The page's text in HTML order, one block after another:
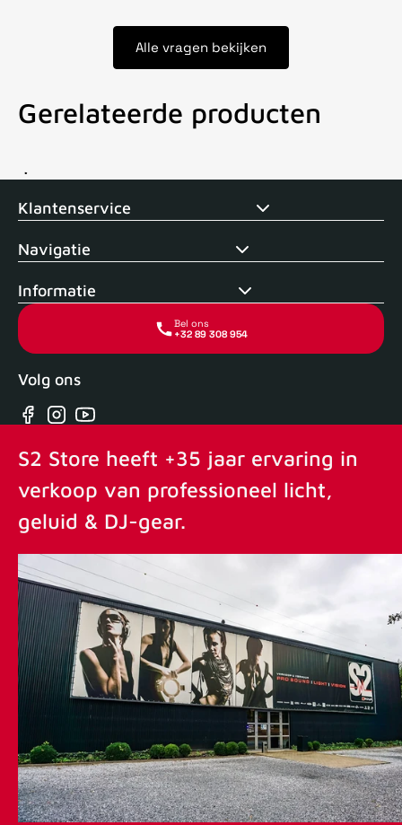
Alle vragen bekijken
Gerelateerde producten
Voor 15uur besteld, zelfde dag verstuurd Echte winkel +35
Klantenservice
Navigatie
Informatie
Bel ons
+32 89 308 954
Volg ons
Facebook
Instagram
YouTube
S2 Store heeft +35 jaar ervaring in
verkoop van professioneel licht,
geluid & DJ-gear.